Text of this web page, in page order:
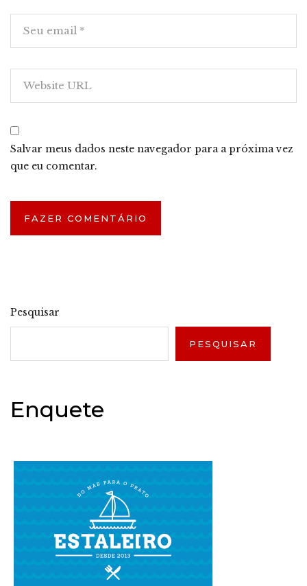
Salvar meus dados neste navegador para a próxima vez
que eu comentar.
Pesquisar
PESQUISAR
Enquete